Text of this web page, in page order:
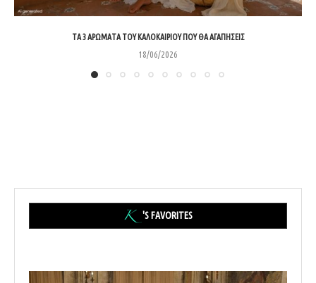
ΤΑ 3 ΑΡΏΜΑΤΑ ΤΟΥ ΚΑΛΟΚΑΙΡΙΟΎ ΠΟΥ ΘΑ ΑΓΑΠΉΣΕΙΣ
18/06/2026
'S FAVORITES